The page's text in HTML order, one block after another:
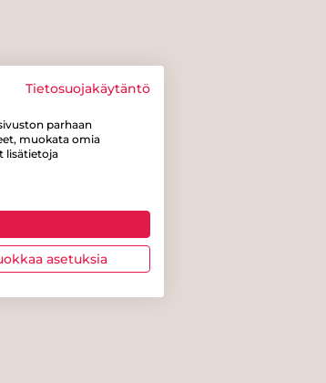
Tietosuojakäytäntö
parhaan
muokata omia
lisätietoja
asetuksia